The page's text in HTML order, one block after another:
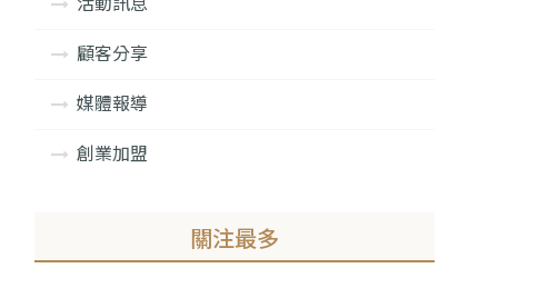
活動訊息
顧客分享
媒體報導
創業加盟
關注最多